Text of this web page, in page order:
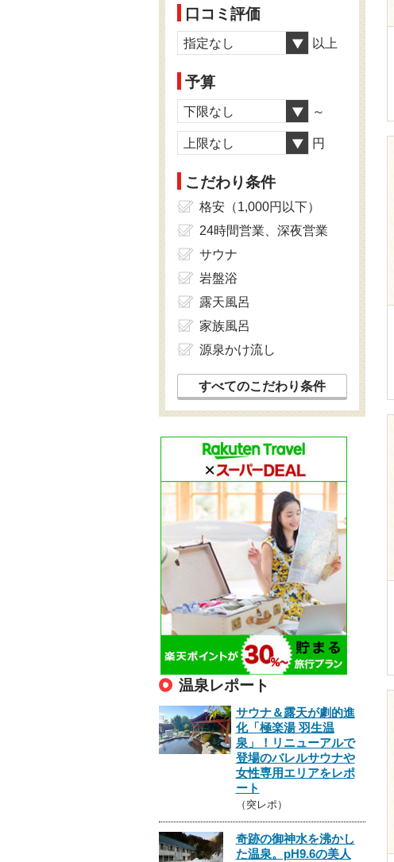
口コミ評価
指定なし 以上
予算
下限なし ～
上限なし 円
こだわり条件
格安（1,000円以下）
24時間営業、深夜営業
サウナ
岩盤浴
露天風呂
家族風呂
源泉かけ流し
すべてのこだわり条件
温泉レポート
サウナ＆露天が劇的進
化「極楽湯 羽生温
泉」！リニューアルで
登場のバレルサウナや
女性専用エリアをレポ
ート
（突レポ）
奇跡の御神水を沸かし
た温泉。pH9.6の美人